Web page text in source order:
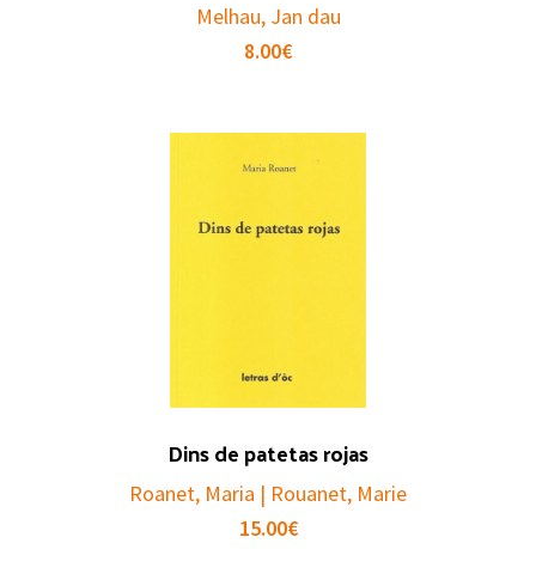
Melhau, Jan dau
8.00€
Dins de patetas rojas
Roanet, Maria | Rouanet, Marie
15.00€